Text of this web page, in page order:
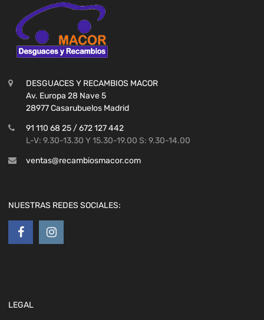
DESGUACES Y RECAMBIOS MACOR
Av. Europa 28 Nave 5
28977 Casarubuelos Madrid
91 110 68 25 / 672 127 442
L-V: 9.30-13.30 Y 15.30-19.00 S: 9.30-14.00
ventas@recambiosmacor.com
NUESTRAS REDES SOCIALES:
LEGAL